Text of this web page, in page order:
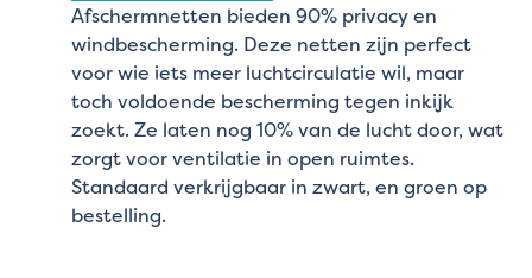
Afschermnetten bieden 90% privacy en
windbescherming. Deze netten zijn perfect
voor wie iets meer luchtcirculatie wil, maar
toch voldoende bescherming tegen inkijk
zoekt. Ze laten nog 10% van de lucht door, wat
zorgt voor ventilatie in open ruimtes.
Standaard verkrijgbaar in zwart, en groen op
bestelling.